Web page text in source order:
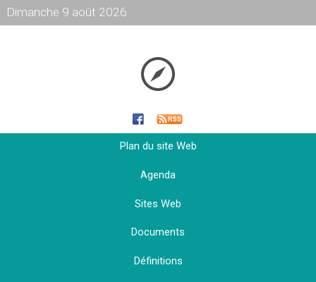
Dimanche 9 août 2026
Plan du site Web
Agenda
Sites Web
Documents
Définitions